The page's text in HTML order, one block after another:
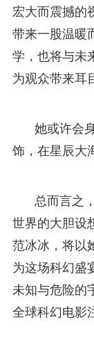
宏大而震撼的
带来一股温暖
学，也将与未
为观众带来耳
她或许会
饰，在星辰大
总而言之
世界的大胆设
范冰冰，将以
为这场科幻盛
未知与危险的
全球科幻电影